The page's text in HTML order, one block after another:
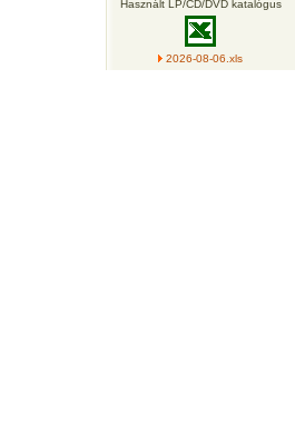
Használt LP/CD/DVD katalógus
2026-08-06.xls